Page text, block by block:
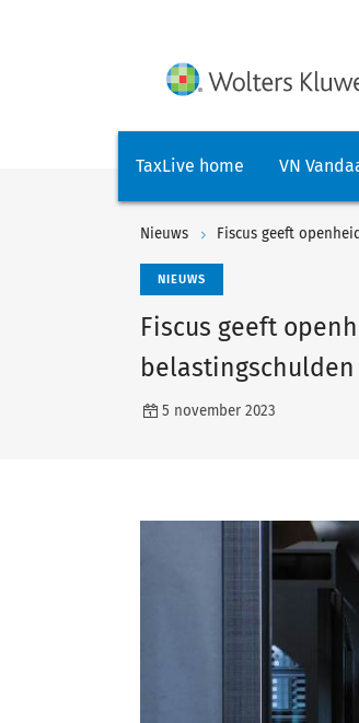
TaxLive home VN
Nieuws Fiscus geeft
NIEUWS
Fiscus geeft
belastingschulden
5 november 2023